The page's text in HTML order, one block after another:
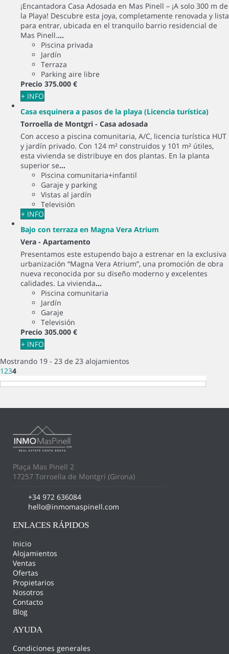
¡Encantadora Casa Adosada en Mas Pinell – ¡A solo 300 m de
la Playa! Descubre esta joya, completamente renovada y lista
para entrar, ubicada en el tranquilo barrio residencial de
Mas Pinell....
Piscina privada
Jardín
Terraza
Parking aire libre
Precio 375.000 €
+ INFO
Casa esquinera a pasos de la playa (Licencia turística)
Torroella de Montgri - Casa adosada
Con acceso a piscina comunitaria, A/C, licencia turística HUT
y jardín privado. Con 124 m² construidos y 101 m² útiles,
esta vivienda se distribuye en dos plantas. En la planta
superior se...
Piscina comunitaria+infantil
Garaje y parking
Vistas al jardín
Televisión
+ INFO
Bajo con terraza en Magna Vera Atrium
Vera - Apartamento
Presentamos este estupendo bajo a estrenar en la exclusiva
urbanización “Magna Vera Atrium”, una promoción de obra
nueva reconocida por su diseño moderno y excelentes
calidades. La vivienda...
Piscina comunitaria
Jardín
Garaje
Televisión
Precio 305.000 €
+ INFO
Mostrando 19 - 23 de 23 alojamientos
1234
Plaça Mas Pinell 2
17257 Torroella de Montgrí (Girona)
+34 972 636084
hello@inmomaspinell.com
ENLACES RÁPIDOS
Inicio
Alojamientos
Ventas
Ofertas
Propietarios
Nosotros
Contacto
Blog
AYUDA
Condiciones generales